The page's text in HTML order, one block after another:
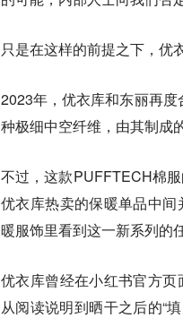
只是在这样的前提之下，优
2023年，优衣库和东丽再
种极细中空纤维，由其制成
不过，这款PUFFTECH棉
优衣库热卖的保暖单品中
暖服饰里看到这一新系列的
优衣库曾经在小红书官方
从阅读说明到晒干之后的“